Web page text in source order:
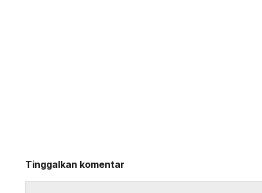
Tinggalkan komentar